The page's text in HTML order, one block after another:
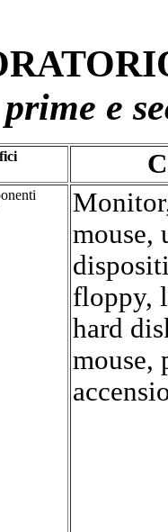
e
mouse,
floppy,
hard
mouse,